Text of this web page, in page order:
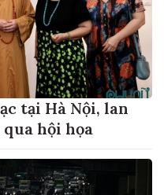
tại Hà Nội, lan
hội họa